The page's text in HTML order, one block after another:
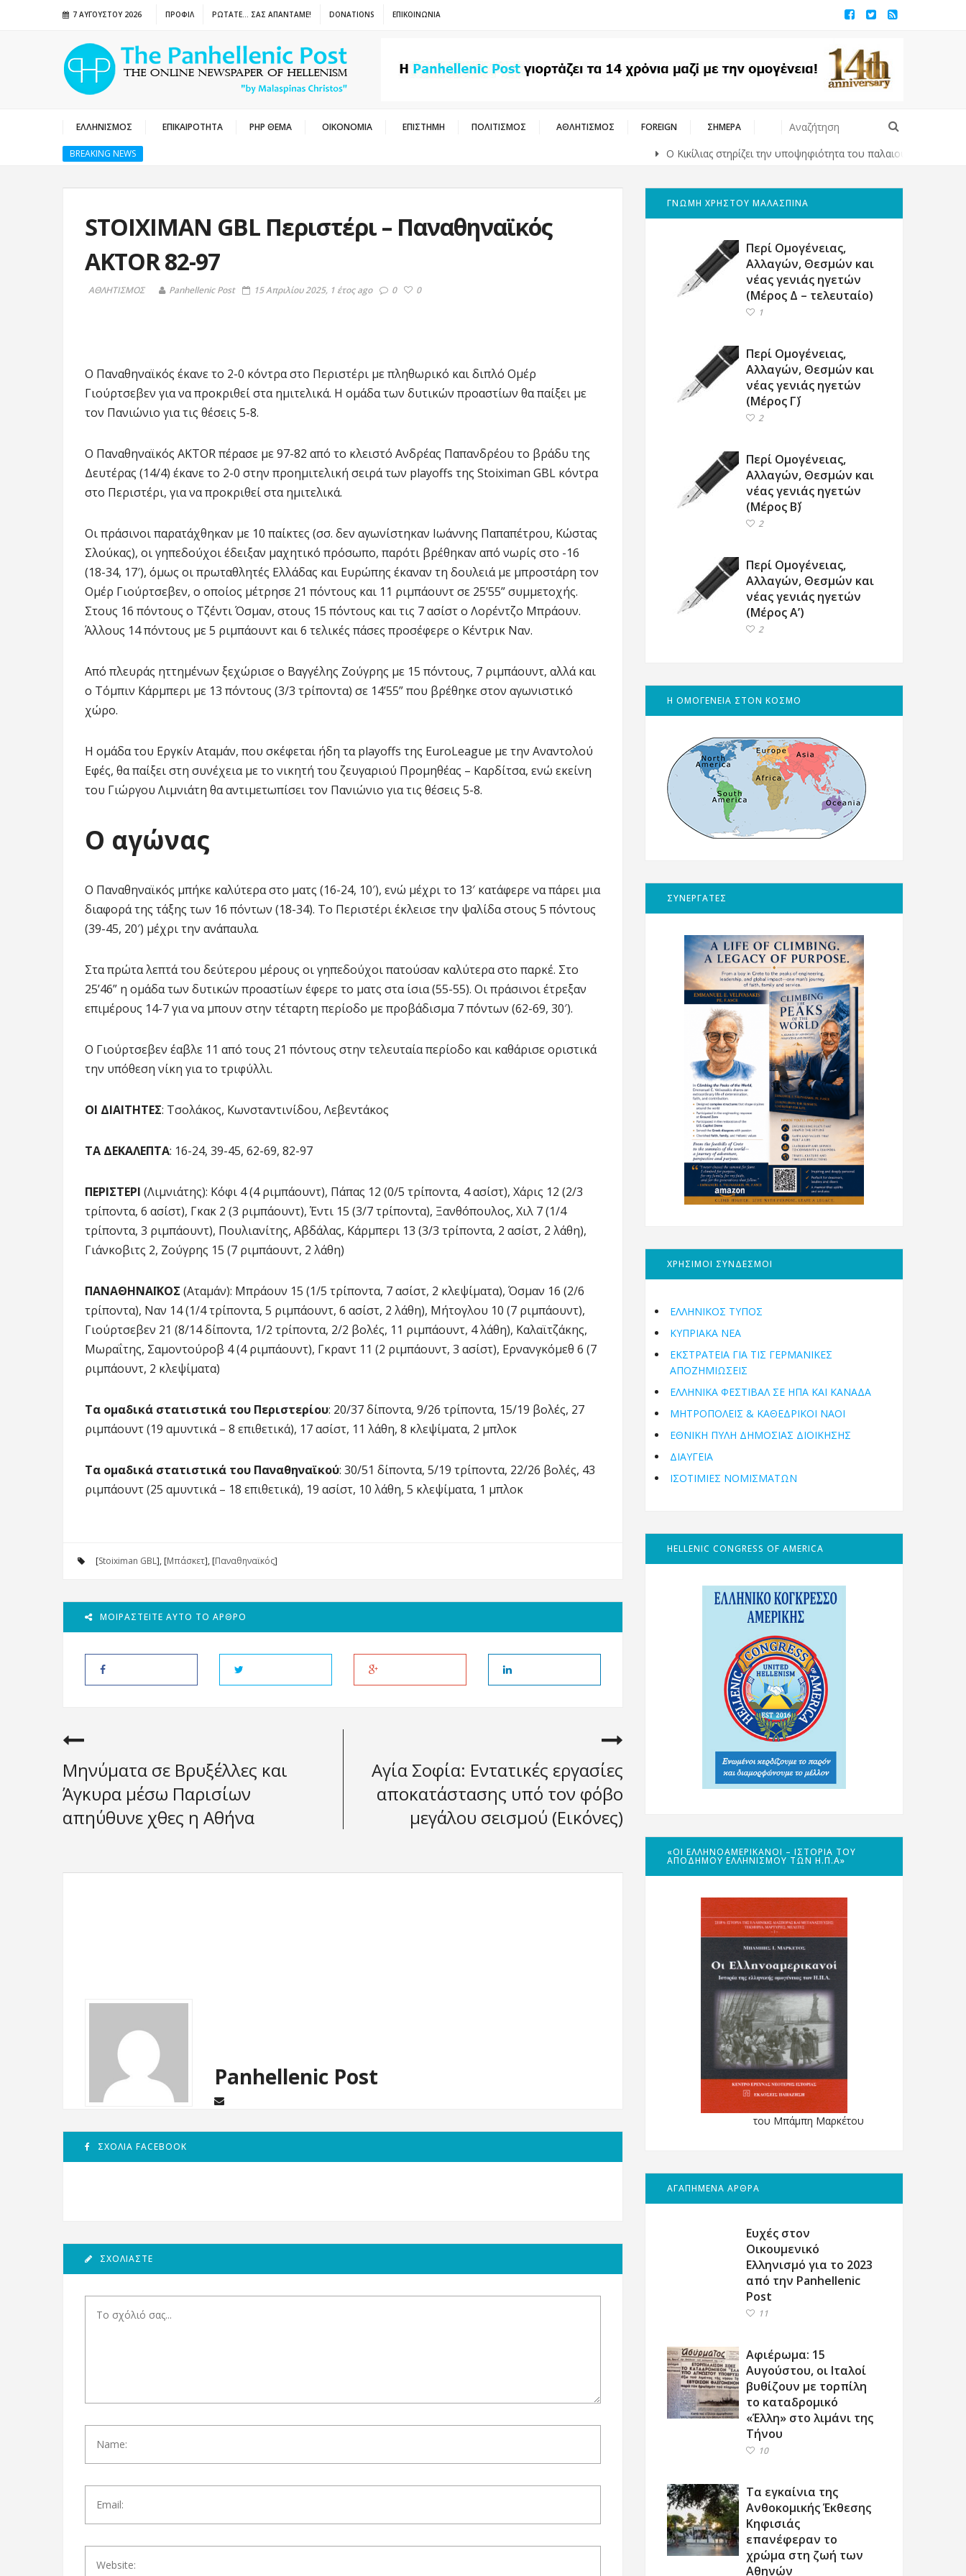
7 ΑΥΓΟΎΣΤΟΥ 2026 ΠΡΟΦΙΛ ΡΩΤΑΤΕ… ΣΑΣ ΑΠΑΝΤΑΜΕ! DONATIONS ΕΠΙΚΟΙΝΩΝΙΑ
ΕΛΛΗΝΙΣΜΟΣ ΕΠΙΚΑΙΡΟΤΗΤΑ PHP ΘΕΜΑ ΟΙΚΟΝΟΜΙΑ ΕΠΙΣΤΗΜΗ ΠΟΛΙΤΙΣΜΟΣ ΑΘΛΗΤΙΣΜΟΣ FOREIGN ΣΗΜΕΡΑ
BREAKING NEWS Ο Κικίλιας στηρίζει την υποψηφιότητα του παλαιού του συμπαίκτη
STOIXIMAN GBL Περιστέρι – Παναθηναϊκός
AKTOR 82-97
ΑΘΛΗΤΙΣΜΟΣ Panhellenic Post 15 Απριλίου 2025, 1 έτος ago 0 0
Ο Παναθηναϊκός έκανε το 2-0 κόντρα στο Περιστέρι με πληθωρικό και διπλό Ομέρ
Γιούρτσεβεν για να προκριθεί στα ημιτελικά. Η ομάδα των δυτικών προαστίων θα παίξει με
τον Πανιώνιο για τις θέσεις 5-8.
Ο Παναθηναϊκός AKTOR πέρασε με 97-82 από το κλειστό Ανδρέας Παπανδρέου το βράδυ της
Δευτέρας (14/4) έκανε το 2-0 στην προημιτελική σειρά των playoffs της Stoiximan GBL κόντρα
στο Περιστέρι, για να προκριθεί στα ημιτελικά.
Οι πράσινοι παρατάχθηκαν με 10 παίκτες (σσ. δεν αγωνίστηκαν Ιωάννης Παπαπέτρου, Κώστας
Σλούκας), οι γηπεδούχοι έδειξαν μαχητικό πρόσωπο, παρότι βρέθηκαν από νωρίς στο -16
(18-34, 17′), όμως οι πρωταθλητές Ελλάδας και Ευρώπης έκαναν τη δουλειά με μπροστάρη τον
Ομέρ Γιούρτσεβεν, ο οποίος μέτρησε 21 πόντους και 11 ριμπάουντ σε 25’55” συμμετοχής.
Στους 16 πόντους ο Τζέντι Όσμαν, στους 15 πόντους και τις 7 ασίστ ο Λορέντζο Μπράουν.
Άλλους 14 πόντους με 5 ριμπάουντ και 6 τελικές πάσες προσέφερε ο Κέντρικ Ναν.
Από πλευράς ηττημένων ξεχώρισε ο Βαγγέλης Ζούγρης με 15 πόντους, 7 ριμπάουντ, αλλά και
ο Τόμπιν Κάρμπερι με 13 πόντους (3/3 τρίποντα) σε 14’55” που βρέθηκε στον αγωνιστικό
χώρο.
Η ομάδα του Εργκίν Αταμάν, που σκέφεται ήδη τα playoffs της EuroLeague με την Αναντολού
Εφές, θα παίξει στη συνέχεια με το νικητή του ζευγαριού Προμηθέας – Καρδίτσα, ενώ εκείνη
του Γιώργου Λιμνιάτη θα αντιμετωπίσει τον Πανιώνιο για τις θέσεις 5-8.
Ο αγώνας
Ο Παναθηναϊκός μπήκε καλύτερα στο ματς (16-24, 10′), ενώ μέχρι το 13′ κατάφερε να πάρει μια
διαφορά της τάξης των 16 πόντων (18-34). Το Περιστέρι έκλεισε την ψαλίδα στους 5 πόντους
(39-45, 20′) μέχρι την ανάπαυλα.
Στα πρώτα λεπτά του δεύτερου μέρους οι γηπεδούχοι πατούσαν καλύτερα στο παρκέ. Στο
25’46” η ομάδα των δυτικών προαστίων έφερε το ματς στα ίσια (55-55). Οι πράσινοι έτρεξαν
επιμέρους 14-7 για να μπουν στην τέταρτη περίοδο με προβάδισμα 7 πόντων (62-69, 30′).
Ο Γιούρτσεβεν έαβλε 11 από τους 21 πόντους στην τελευταία περίοδο και καθάρισε οριστικά
την υπόθεση νίκη για το τριφύλλι.
ΟΙ ΔΙΑΙΤΗΤΕΣ: Τσολάκος, Κωνσταντινίδου, Λεβεντάκος
ΤΑ ΔΕΚΑΛΕΠΤΑ: 16-24, 39-45, 62-69, 82-97
ΠΕΡΙΣΤΕΡΙ (Λιμνιάτης): Κόφι 4 (4 ριμπάουντ), Πάπας 12 (0/5 τρίποντα, 4 ασίστ), Χάρις 12 (2/3
τρίποντα, 6 ασίστ), Γκακ 2 (3 ριμπάουντ), Έντι 15 (3/7 τρίποντα), Ξανθόπουλος, Χιλ 7 (1/4
τρίποντα, 3 ριμπάουντ), Πουλιανίτης, Αβδάλας, Κάρμπερι 13 (3/3 τρίποντα, 2 ασίστ, 2 λάθη),
Γιάνκοβιτς 2, Ζούγρης 15 (7 ριμπάουντ, 2 λάθη)
ΠΑΝΑΘΗΝΑΪΚΟΣ (Αταμάν): Μπράουν 15 (1/5 τρίποντα, 7 ασίστ, 2 κλεψίματα), Όσμαν 16 (2/6
τρίποντα), Ναν 14 (1/4 τρίποντα, 5 ριμπάουντ, 6 ασίστ, 2 λάθη), Μήτογλου 10 (7 ριμπάουντ),
Γιούρτσεβεν 21 (8/14 δίποντα, 1/2 τρίποντα, 2/2 βολές, 11 ριμπάουντ, 4 λάθη), Καλαϊτζάκης,
Μωραΐτης, Σαμοντούροβ 4 (4 ριμπάουντ), Γκραντ 11 (2 ριμπάουντ, 3 ασίστ), Ερνανγκόμεθ 6 (7
ριμπάουντ, 2 κλεψίματα)
Τα ομαδικά στατιστικά του Περιστερίου: 20/37 δίποντα, 9/26 τρίποντα, 15/19 βολές, 27
ριμπάουντ (19 αμυντικά – 8 επιθετικά), 17 ασίστ, 11 λάθη, 8 κλεψίματα, 2 μπλοκ
Τα ομαδικά στατιστικά του Παναθηναϊκού: 30/51 δίποντα, 5/19 τρίποντα, 22/26 βολές, 43
ριμπάουντ (25 αμυντικά – 18 επιθετικά), 19 ασίστ, 10 λάθη, 5 κλεψίματα, 1 μπλοκ
[Stoiximan GBL], [Μπάσκετ], [Παναθηναϊκός]
ΜΟΙΡΑΣΤΕΊΤΕ ΑΥΤΌ ΤΟ ΆΡΘΡΟ
Μηνύματα σε Βρυξέλλες και
Άγκυρα μέσω Παρισίων
απηύθυνε χθες η Αθήνα
Αγία Σοφία: Εντατικές εργασίες
αποκατάστασης υπό τον φόβο
μεγάλου σεισμού (Εικόνες)
Panhellenic Post
ΣΧΌΛΙΑ FACEBOOK
ΣΧΟΛΙΆΣΤΕ
ΓΝΩΜΗ ΧΡΗΣΤΟΥ ΜΑΛΑΣΠΙΝΑ
Περί Ομογένειας,
Αλλαγών, Θεσμών και
νέας γενιάς ηγετών
(Μέρος Δ – τελευταίο)
1
Περί Ομογένειας,
Αλλαγών, Θεσμών και
νέας γενιάς ηγετών
(Μέρος Γ΄)
2
Περί Ομογένειας,
Αλλαγών, Θεσμών και
νέας γενιάς ηγετών
(Μέρος Β΄)
2
Περί Ομογένειας,
Αλλαγών, Θεσμών και
νέας γενιάς ηγετών
(Μέρος Α’)
2
Η ΟΜΟΓΕΝΕΙΑ ΣΤΟΝ ΚΟΣΜΟ
ΣΥΝΕΡΓΑΤΕΣ
ΧΡΗΣΙΜΟΙ ΣΥΝΔΕΣΜΟΙ
ΕΛΛΗΝΙΚΟΣ ΤΥΠΟΣ
ΚΥΠΡΙΑΚΑ ΝΕΑ
ΕΚΣΤΡΑΤΕΙΑ ΓΙΑ ΤΙΣ ΓΕΡΜΑΝΙΚΕΣ
ΑΠΟΖΗΜΙΩΣΕΙΣ
ΕΛΛΗΝΙΚΆ ΦΕΣΤΙΒΆΛ ΣΕ ΗΠΑ ΚΑΙ ΚΑΝΑΔΑ
ΜΗΤΡΟΠΌΛΕΙΣ & ΚΑΘΕΔΡΙΚΟΊ ΝΑΟΊ
ΕΘΝΙΚΉ ΠΎΛΗ ΔΗΜΌΣΙΑΣ ΔΙΟΊΚΗΣΗΣ
ΔΙΑΥΓΕΙΑ
ΙΣΟΤΙΜΙΕΣ ΝΟΜΙΣΜΑΤΩΝ
HELLENIC CONGRESS OF AMERICA
«ΟΙ ΕΛΛΗΝΟΑΜΕΡΙΚΑΝΟΊ – ΙΣΤΟΡΊΑ ΤΟΥ
ΑΠΌΔΗΜΟΥ ΕΛΛΗΝΙΣΜΟΎ ΤΩΝ Η.Π.Α»
του Μπάμπη Μαρκέτου
ΑΓΑΠΗΜΕΝΑ ΑΡΘΡΑ
Ευχές στον
Οικουμενικό
Ελληνισμό για το 2023
από την Panhellenic
Post
11
Αφιέρωμα: 15
Αυγούστου, οι Ιταλοί
βυθίζουν με τορπίλη
το καταδρομικό
«Έλλη» στο λιμάνι της
Τήνου
10
Τα εγκαίνια της
Ανθοκομικής Έκθεσης
Κηφισιάς
επανέφεραν το
χρώμα στη ζωή των
Αθηνών